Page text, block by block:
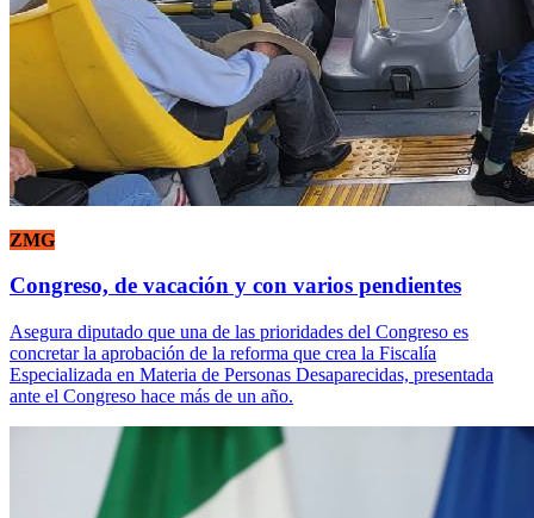
ZMG
Congreso, de vacación y con varios pendientes
Asegura diputado que una de las prioridades del Congreso es
concretar la aprobación de la reforma que crea la Fiscalía
Especializada en Materia de Personas Desaparecidas, presentada
ante el Congreso hace más de un año.